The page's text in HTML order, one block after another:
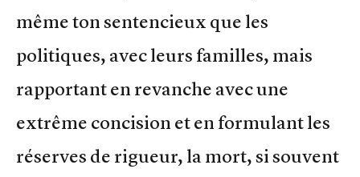
même ton sentencieux que les
politiques, avec leurs familles, mais
rapportant en revanche avec une
extrême concision et en formulant les
réserves de rigueur, la mort, si souvent